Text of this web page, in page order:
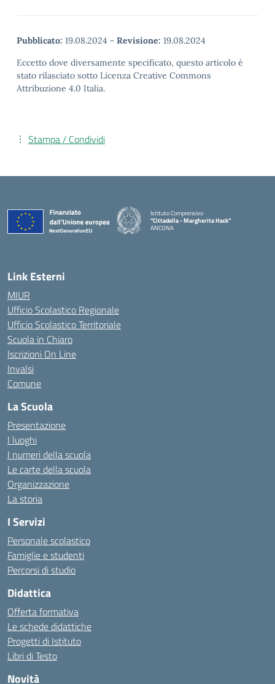
Pubblicato: 19.08.2024 - Revisione: 19.08.2024
Eccetto dove diversamente specificato, questo articolo è
stato rilasciato sotto Licenza Creative Commons
Attribuzione 4.0 Italia.
Stampa / Condividi
Istituto Comprensivo
“Cittadella - Margherita Hack”
ANCONA
Link Esterni
MIUR
Ufficio Scolastico Regionale
Ufficio Scolastico Territoriale
Scuola in Chiaro
Iscrizioni On Line
Invalsi
Comune
La Scuola
Presentazione
I luoghi
I numeri della scuola
Le carte della scuola
Organizzazione
La storia
I Servizi
Personale scolastico
Famiglie e studenti
Percorsi di studio
Didattica
Offerta formativa
Le schede didattiche
Progetti di Istituto
Libri di Testo
Novità